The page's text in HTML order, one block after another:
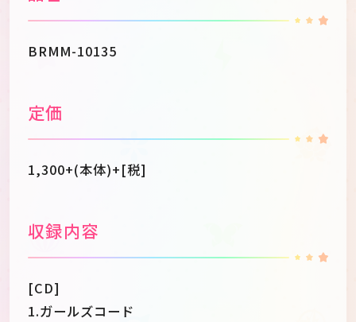
BRMM-10135
定価
1,300+(本体)+[税]
収録内容
[CD]
1.ガールズコード